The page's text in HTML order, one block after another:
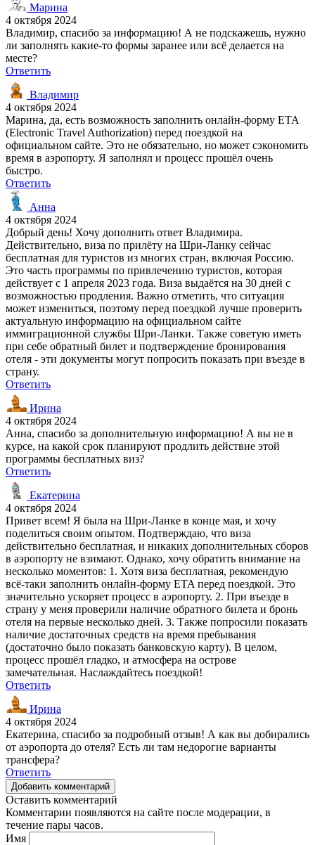
Марина
4 октября 2024
Владимир, спасибо за информацию! А не подскажешь, нужно
ли заполнять какие-то формы заранее или всё делается на
месте?
Ответить
Владимир
4 октября 2024
Марина, да, есть возможность заполнить онлайн-форму ETA
(Electronic Travel Authorization) перед поездкой на
официальном сайте. Это не обязательно, но может сэкономить
время в аэропорту. Я заполнял и процесс прошёл очень
быстро.
Ответить
Анна
4 октября 2024
Добрый день! Хочу дополнить ответ Владимира.
Действительно, виза по прилёту на Шри-Ланку сейчас
бесплатная для туристов из многих стран, включая Россию.
Это часть программы по привлечению туристов, которая
действует с 1 апреля 2023 года. Виза выдаётся на 30 дней с
возможностью продления. Важно отметить, что ситуация
может измениться, поэтому перед поездкой лучше проверить
актуальную информацию на официальном сайте
иммиграционной службы Шри-Ланки. Также советую иметь
при себе обратный билет и подтверждение бронирования
отеля - эти документы могут попросить показать при въезде в
страну.
Ответить
Ирина
4 октября 2024
Анна, спасибо за дополнительную информацию! А вы не в
курсе, на какой срок планируют продлить действие этой
программы бесплатных виз?
Ответить
Екатерина
4 октября 2024
Привет всем! Я была на Шри-Ланке в конце мая, и хочу
поделиться своим опытом. Подтверждаю, что виза
действительно бесплатная, и никаких дополнительных сборов
в аэропорту не взимают. Однако, хочу обратить внимание на
несколько моментов: 1. Хотя виза бесплатная, рекомендую
всё-таки заполнить онлайн-форму ETA перед поездкой. Это
значительно ускоряет процесс в аэропорту. 2. При въезде в
страну у меня проверили наличие обратного билета и бронь
отеля на первые несколько дней. 3. Также попросили показать
наличие достаточных средств на время пребывания
(достаточно было показать банковскую карту). В целом,
процесс прошёл гладко, и атмосфера на острове
замечательная. Наслаждайтесь поездкой!
Ответить
Ирина
4 октября 2024
Екатерина, спасибо за подробный отзыв! А как вы добирались
от аэропорта до отеля? Есть ли там недорогие варианты
трансфера?
Ответить
Добавить комментарий
Оставить комментарий
Комментарии появляются на сайте после модерации, в
течение пары часов.
Имя